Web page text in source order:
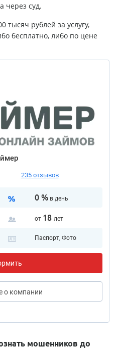
через суд.
тысяч рублей за услугу,
бесплатно, либо по цене
235 отзывов
0 %в день
от 18 лет
Паспорт, Фото
о компании
мошенников до